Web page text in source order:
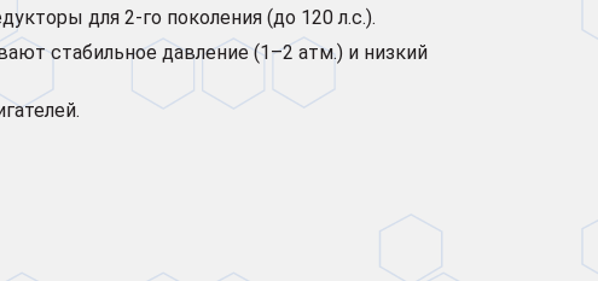
для 2-го поколения (до 120 л.с.).
стабильное давление (1–2 атм.) и низкий